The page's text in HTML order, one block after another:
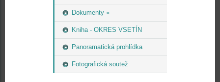
Dokumenty »
Kniha - OKRES VSETÍN
Panoramatická prohlídka
Fotografická soutež